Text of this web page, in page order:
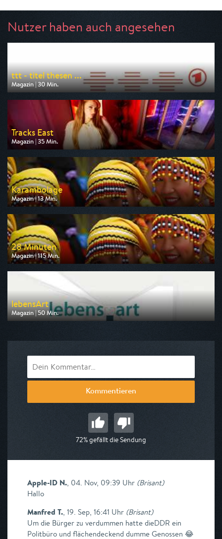
Nutzer haben auch angesehen
ttt - titel thesen ...
Magazin | 30 Min.
Ausgestrahlt von ARD
am 09.08.2026, 23:40
Tracks East
Magazin | 35 Min.
Ausgestrahlt von arte
am 08.08.2026, 19:40
Karambolage
Magazin | 13 Min.
Ausgestrahlt von arte
am 08.08.2026, 03:20
28 Minuten
Magazin | 115 Min.
Ausgestrahlt von arte
am 08.08.2026, 03:35
lebensArt
Magazin | 50 Min.
Ausgestrahlt von 3sat
Kommentieren
72% gefällt die Sendung
Apple-ID N., 04. Nov, 09:39 Uhr (Brisant)
Hallo
Manfred T., 19. Sep, 16:41 Uhr (Brisant)
Um die Bürger zu verdummen hatte dieDDR ein
Politbüro und flächendeckend dumme Genossen 😂